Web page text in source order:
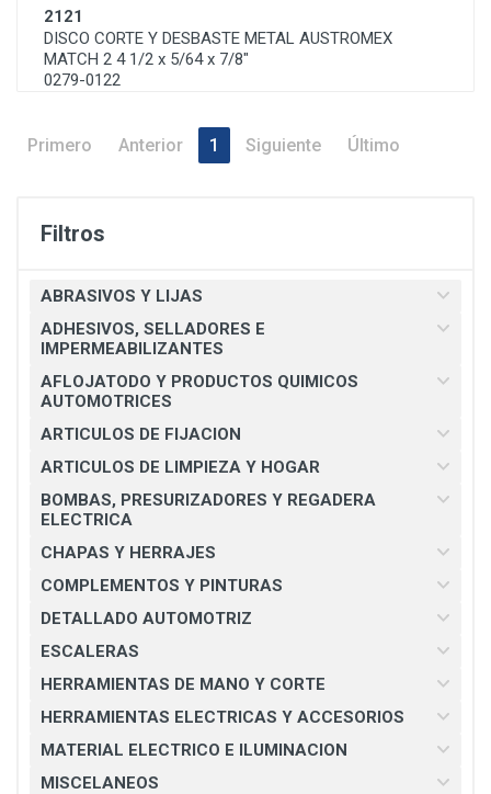
Filtros
ABRASIVOS Y LIJAS
ADHESIVOS, SELLADORES E
IMPERMEABILIZANTES
AFLOJATODO Y PRODUCTOS QUIMICOS
AUTOMOTRICES
ARTICULOS DE FIJACION
ARTICULOS DE LIMPIEZA Y HOGAR
BOMBAS, PRESURIZADORES Y REGADERA
ELECTRICA
CHAPAS Y HERRAJES
COMPLEMENTOS Y PINTURAS
DETALLADO AUTOMOTRIZ
ESCALERAS
HERRAMIENTAS DE MANO Y CORTE
HERRAMIENTAS ELECTRICAS Y ACCESORIOS
MATERIAL ELECTRICO E ILUMINACION
MISCELANEOS
2121
DISCO CORTE Y DESBASTE METAL AUSTROMEX
MATCH 2 4 1/2 x 5/64 x 7/8"
0279-0122
Primero Anterior 1 Siguiente Último